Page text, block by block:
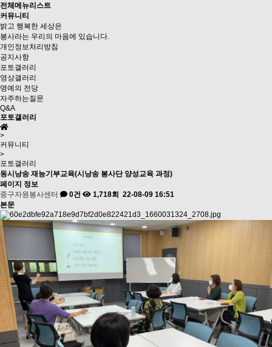
전체메뉴리스트
커뮤니티
밝고 행복한 세상은
봉사라는 우리의 마음에 있습니다.
개인정보처리방침
공지사항
포토갤러리
영상갤러리
명예의 전당
자주하는질문
Q&A
포토갤러리
>
커뮤니티
>
포토갤러리
동시낭송 재능기부교육(시낭송 봉사단 양성교육 과정)
페이지 정보
중구자원봉사센터
0건 1,718회
22-08-09 16:51
본문